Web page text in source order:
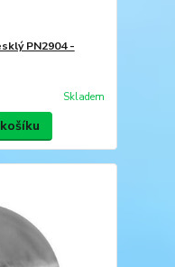
PN2904 -
Skladem